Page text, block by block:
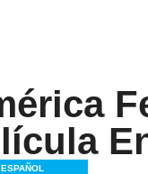
ESPAÑOL